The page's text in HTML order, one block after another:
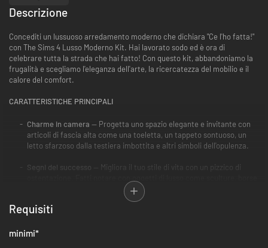
Descrizione
Concediti un lussuoso arredamento moderno che dichiara "Ce l'ho fatta!"
con The Sims 4 Lusso Moderno Kit. Hai lavorato sodo ed è ora di
celebrare tutta la strada che hai fatto! Con questo kit, abbandoniamo la
frugalità e scegliamo l'eleganza dell'arte, la ricercatezza del mobilio e il
calore del comfort.
CARATTERISTICHE PRINCIPALI
Charme in camera — Progetta uno spazio elegante e invitante con
articoli di fascia alta come una toeletta, un tappeto sontuoso, un
letto sfarzoso dalla testiera imbottita e altri simboli dell'opulenza.
Segni del successo — Migliora il tuo stile di vita con un pizzico di
firmate, un televisore che sembra un quadro e un giradischi ancora
Requisiti
minimi*